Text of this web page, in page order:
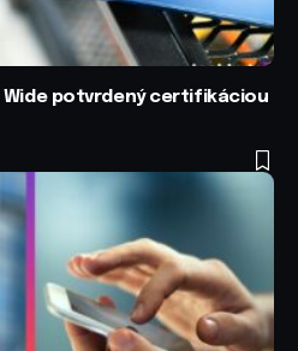
Wide potvrdený certifikáciou